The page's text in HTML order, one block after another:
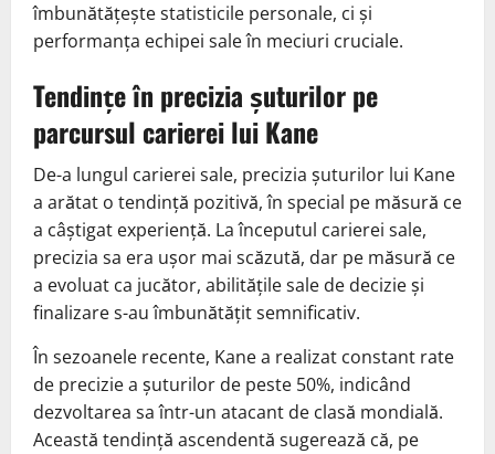
îmbunătățește statisticile personale, ci și
performanța echipei sale în meciuri cruciale.
Tendințe în precizia șuturilor pe
parcursul carierei lui Kane
De-a lungul carierei sale, precizia șuturilor lui Kane
a arătat o tendință pozitivă, în special pe măsură ce
a câștigat experiență. La începutul carierei sale,
precizia sa era ușor mai scăzută, dar pe măsură ce
a evoluat ca jucător, abilitățile sale de decizie și
finalizare s-au îmbunătățit semnificativ.
În sezoanele recente, Kane a realizat constant rate
de precizie a șuturilor de peste 50%, indicând
dezvoltarea sa într-un atacant de clasă mondială.
Această tendință ascendentă sugerează că, pe